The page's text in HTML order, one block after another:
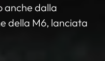
anche dalla
della M6, lanciata